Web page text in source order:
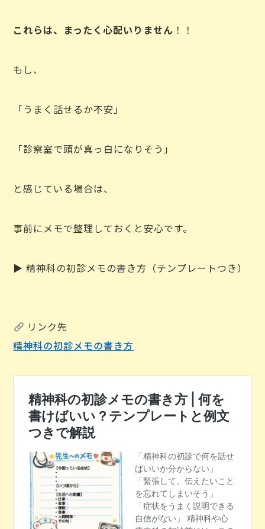
これらは、まったく心配いりません ！！
もし、
「うまく話せるか不安」
「診察室で頭が真っ白になりそう」
と感じている場合は、
事前にメモで整理しておくと安心です。
▶ 精神科の初診メモの書き方（テンプレートつき）
リンク先
精神科の初診メモの書き方